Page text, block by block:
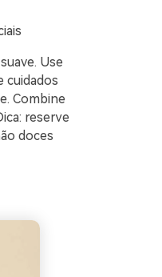
Use
cuidados
Combine
reserve
doces